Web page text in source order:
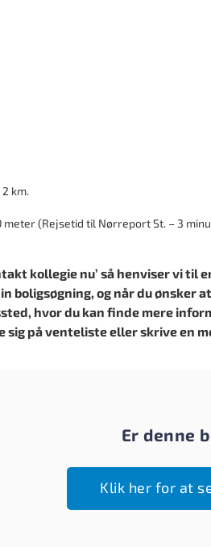
km.
meter (Rejsetid til Nørreport St. – 3
kollegie nu’ så henviser vi
boligsøgning, og når du
hvor du kan finde mere
sig på venteliste eller skrive en
Er denne
Klik her for at